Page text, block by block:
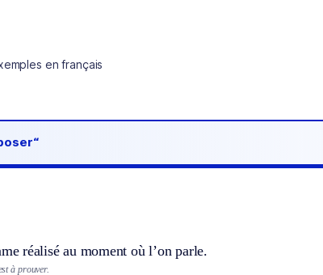
en français
réalisé au moment où l’on parle.
à prouver.